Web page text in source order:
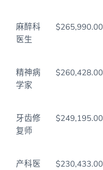
麻醉科
医生
$265,990.00
精神病
学家
$260,428.00
牙齿修
复师
$249,195.00
产科医
$230,433.00